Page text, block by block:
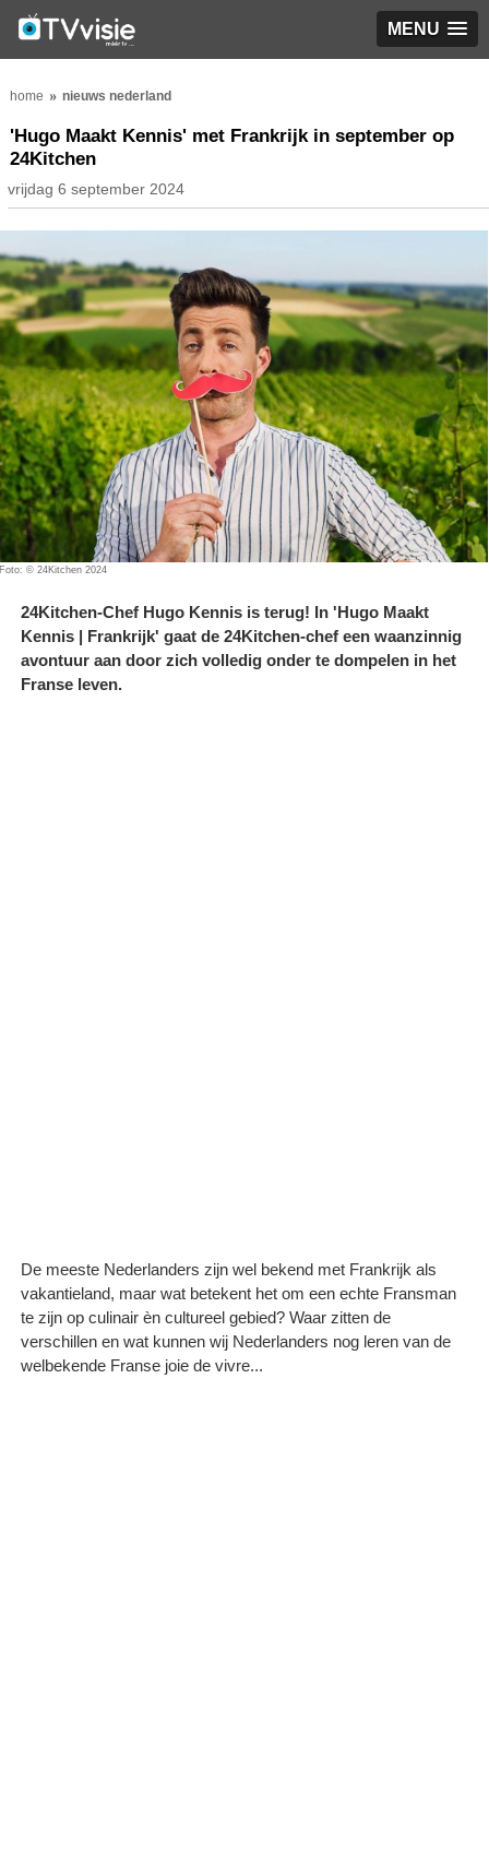
MENU
home nieuws nederland
'Hugo Maakt Kennis' met Frankrijk in september op
24Kitchen
vrijdag 6 september 2024
Foto: © 24Kitchen 2024
24Kitchen-Chef Hugo Kennis is terug! In 'Hugo Maakt
Kennis | Frankrijk' gaat de 24Kitchen-chef een waanzinnig
avontuur aan door zich volledig onder te dompelen in het
Franse leven.
De meeste Nederlanders zijn wel bekend met Frankrijk als
vakantieland, maar wat betekent het om een echte Fransman
te zijn op culinair èn cultureel gebied? Waar zitten de
verschillen en wat kunnen wij Nederlanders nog leren van de
welbekende Franse joie de vivre...